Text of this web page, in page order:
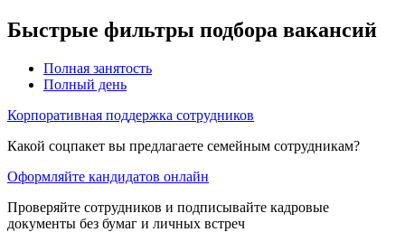
Быстрые фильтры подбора вакансий
Полная занятость
Полный день
Корпоративная поддержка сотрудников
Какой соцпакет вы предлагаете семейным сотрудникам?
Оформляйте кандидатов онлайн
Проверяйте сотрудников и подписывайте кадровые
документы без бумаг и личных встреч